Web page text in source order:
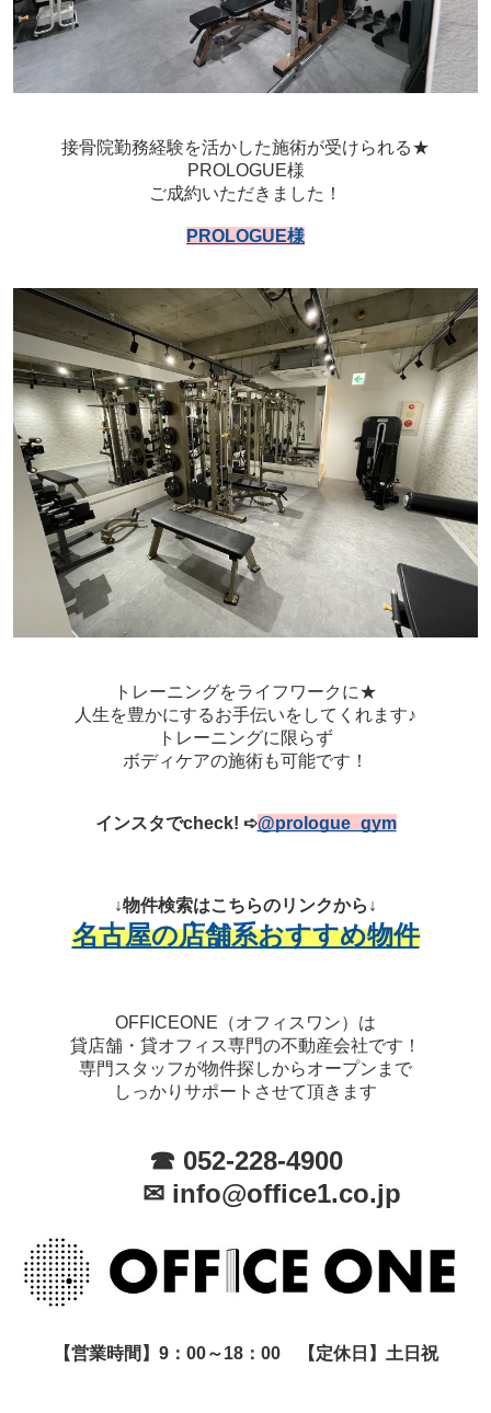
接骨院勤務経験を活かした施術が受けられる★
PROLOGUE様
ご成約いただきました！
PROLOGUE様
トレーニングをライフワークに★
人生を豊かにするお手伝いをしてくれます♪
トレーニングに限らず
ボディケアの施術も可能です！
インスタでcheck! ➪@prologue_gym
↓物件検索はこちらのリンクから↓
名古屋の店舗系おすすめ物件
OFFICEONE（オフィスワン）は
貸店舗・貸オフィス専門の不動産会社です！
専門スタッフが物件探しからオープンまで
しっかりサポートさせて頂きます
☎ 052-228-4900
✉ info@office1.co.jp
【営業時間】9：00～18：00 【定休日】土日祝